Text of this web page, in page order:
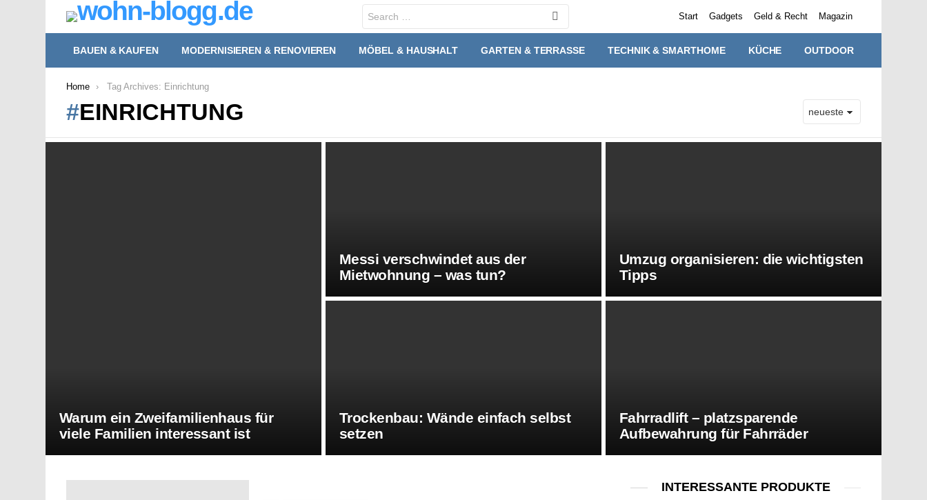
for:
Start Gadgets Geld & Recht Magazin
BAUEN & KAUFEN MODERNISIEREN & RENOVIEREN MÖBEL & HAUSHALT GARTEN & TERRASSE TECHNIK & SMARTHOME KÜCHE OUTDOOR
You are here:
Home Tag Archives: Einrichtung
EINRICHTUNG
LATEST
Warum ein Zweifamilienhaus für
viele Familien interessant ist
Messi verschwindet aus der
Mietwohnung – was tun?
Umzug organisieren: die wichtigsten
Tipps
Trockenbau: Wände einfach selbst
setzen
Fahrradlift – platzsparende
Aufbewahrung für Fahrräder
INTERESSANTE PRODUKTE